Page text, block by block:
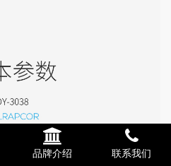
品牌介绍 联系我们